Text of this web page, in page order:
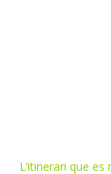
L’itinerari que